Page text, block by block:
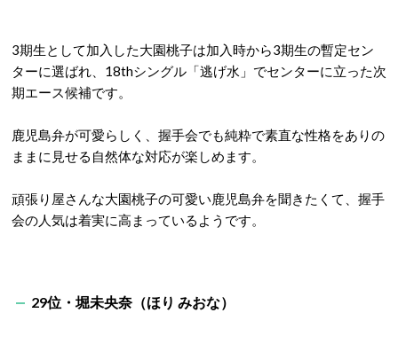
3期生として加入した大園桃子は加入時から3期生の暫定セン
ターに選ばれ、18thシングル「逃げ水」でセンターに立った次
期エース候補です。
鹿児島弁が可愛らしく、握手会でも純粋で素直な性格をありの
ままに見せる自然体な対応が楽しめます。
頑張り屋さんな大園桃子の可愛い鹿児島弁を聞きたくて、握手
会の人気は着実に高まっているようです。
29位・堀未央奈（ほり みおな）